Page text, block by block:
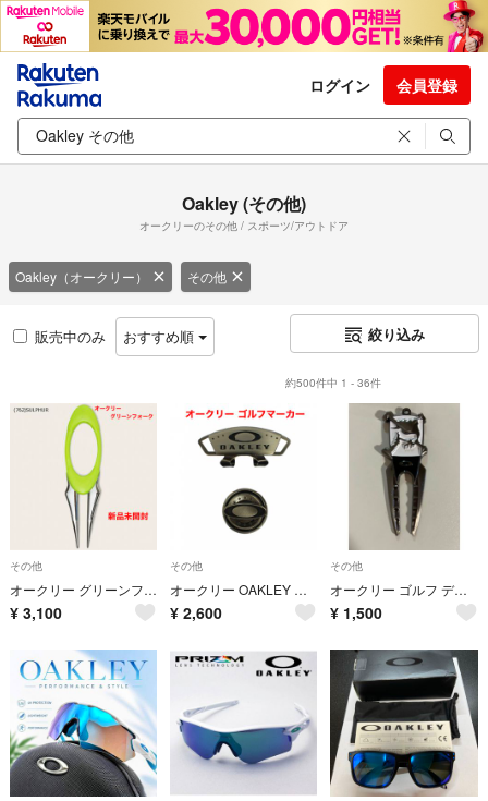
ログイン 会員登録
Oakley (その他)
オークリーのその他 / スポーツ/アウトドア
Oakley（オークリー） その他
販売中のみ おすすめ順 絞り込み
約500件中 1 - 36件
その他
オークリー グリーンフォーク マーカー アクセサリー 新品未使用
¥ 3,100
その他
オークリー OAKLEY ゴルフマーカー クリップ アクセサリー 新品未使用
¥ 2,600
その他
オークリー ゴルフ ディボットリペア SKULL
¥ 1,500